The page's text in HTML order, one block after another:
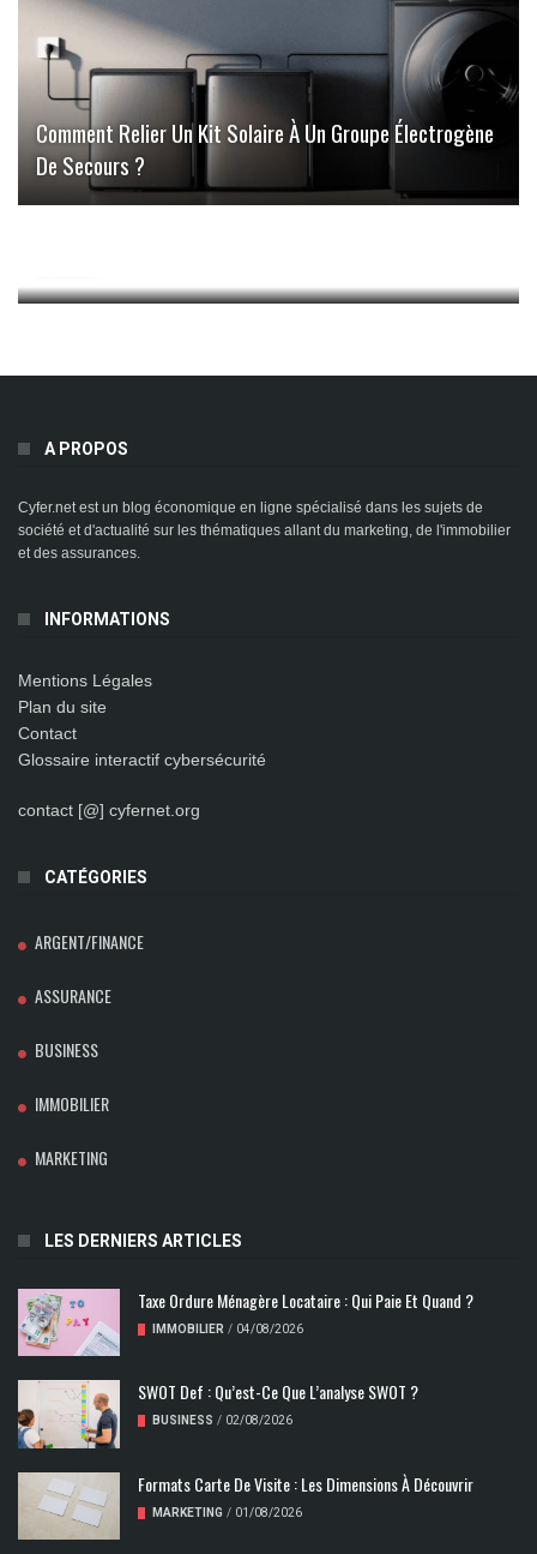
Comment Relier Un Kit Solaire À Un Groupe Électrogène
De Secours ?
A PROPOS
Cyfer.net est un blog économique en ligne spécialisé dans les sujets de
société et d'actualité sur les thématiques allant du marketing, de l'immobilier
et des assurances.
INFORMATIONS
Mentions Légales
Plan du site
Contact
Glossaire interactif cybersécurité
contact [@] cyfernet.org
CATÉGORIES
ARGENT/FINANCE
ASSURANCE
BUSINESS
IMMOBILIER
MARKETING
LES DERNIERS ARTICLES
Taxe Ordure Ménagère Locataire : Qui Paie Et Quand ?
IMMOBILIER / 04/08/2026
SWOT Def : Qu’est-Ce Que L’analyse SWOT ?
BUSINESS / 02/08/2026
Formats Carte De Visite : Les Dimensions À Découvrir
MARKETING / 01/08/2026